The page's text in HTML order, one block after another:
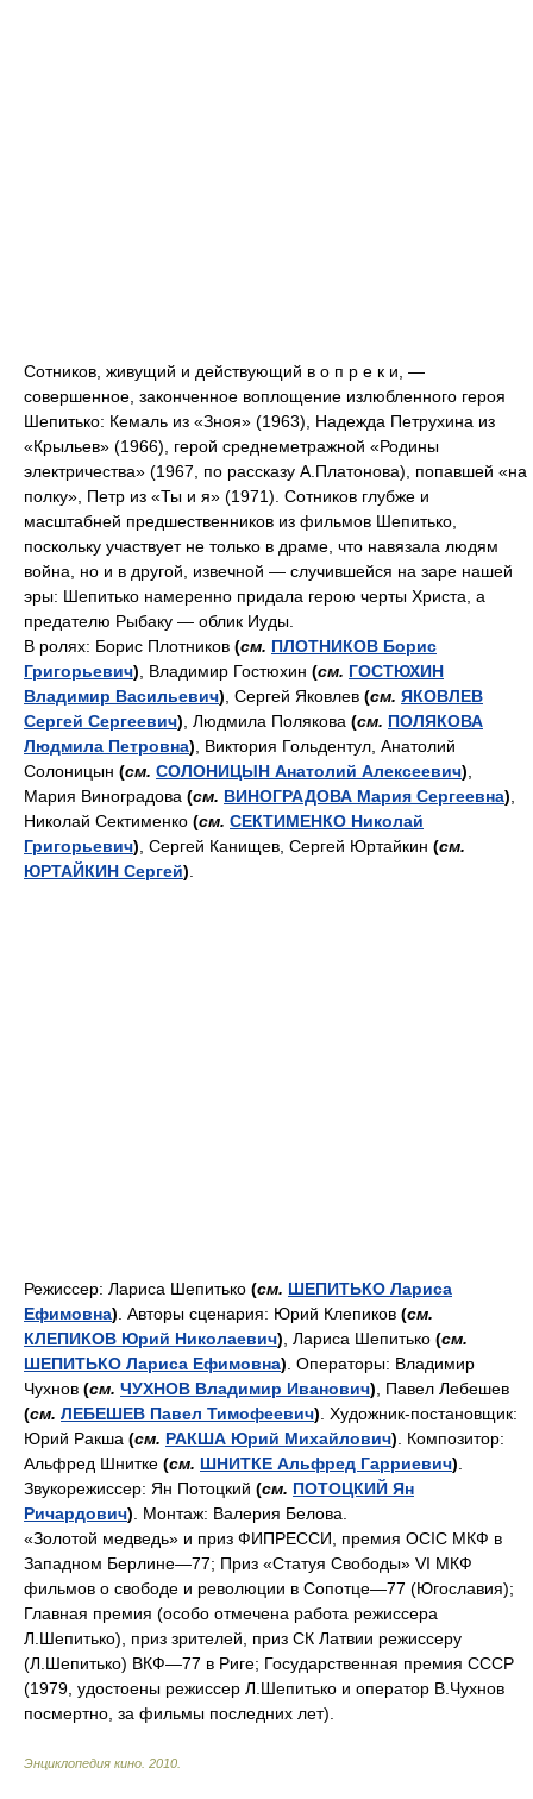
Сотников, живущий и действующий в о п р е к и, —
совершенное, законченное воплощение излюбленного героя
Шепитько: Кемаль из «Зноя» (1963), Надежда Петрухина из
«Крыльев» (1966), герой среднеметражной «Родины
электричества» (1967, по рассказу А.Платонова), попавшей «на
полку», Петр из «Ты и я» (1971). Сотников глубже и
масштабней предшественников из фильмов Шепитько,
поскольку участвует не только в драме, что навязала людям
война, но и в другой, извечной — случившейся на заре нашей
эры: Шепитько намеренно придала герою черты Христа, а
предателю Рыбаку — облик Иуды.
В ролях: Борис Плотников (см. ПЛОТНИКОВ Борис
Григорьевич) , Владимир Гостюхин (см. ГОСТЮХИН
Владимир Васильевич) , Сергей Яковлев (см. ЯКОВЛЕВ
Сергей Сергеевич) , Людмила Полякова (см. ПОЛЯКОВА
Людмила Петровна) , Виктория Гольдентул, Анатолий
Солоницын (см. СОЛОНИЦЫН Анатолий Алексеевич)
Мария Виноградова (см. ВИНОГРАДОВА Мария Сергеевна)
Николай Сектименко (см. СЕКТИМЕНКО Николай
Григорьевич) , Сергей Канищев, Сергей Юртайкин (см.
ЮРТАЙКИН Сергей)
Режиссер: Лариса Шепитько (см. ШЕПИТЬКО Лариса
Ефимовна) . Авторы сценария: Юрий Клепиков (см.
КЛЕПИКОВ Юрий Николаевич) , Лариса Шепитько (см.
ШЕПИТЬКО Лариса Ефимовна) . Операторы: Владимир
Чухнов (см. ЧУХНОВ Владимир Иванович) , Павел Лебешев
(см. ЛЕБЕШЕВ Павел Тимофеевич) . Художник-постановщик:
Юрий Ракша (см. РАКША Юрий Михайлович) . Композитор:
Альфред Шнитке (см. ШНИТКЕ Альфред Гарриевич)
Звукорежиссер: Ян Потоцкий (см. ПОТОЦКИЙ Ян
Ричардович) . Монтаж: Валерия Белова.
«Золотой медведь» и приз ФИПРЕССИ, премия ОСIC МКФ в
Западном Беpлине—77; Приз «Статуя Свободы» VI МКФ
фильмов о свободе и революции в Сопотце—77 (Югославия);
Главная пpемия (особо отмечена работа режиссера
Л.Шепитько), приз зрителей, приз СК Латвии режиссеру
(Л.Шепитько) ВКФ—77 в Риге; Государственная премия СССР
(1979, удостоены режиссер Л.Шепитько и оператор В.Чухнов
посмертно, за фильмы последних лет).
Энциклопедия кино 2010